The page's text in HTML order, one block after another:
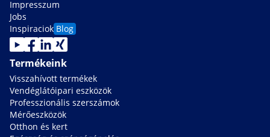
Impresszum
Jobs
Inspiraciok Blog
Termékeink
Visszahívott termékek
Vendéglátóipari eszközök
Professzionális szerszámok
Mérőeszközök
Otthon és kert